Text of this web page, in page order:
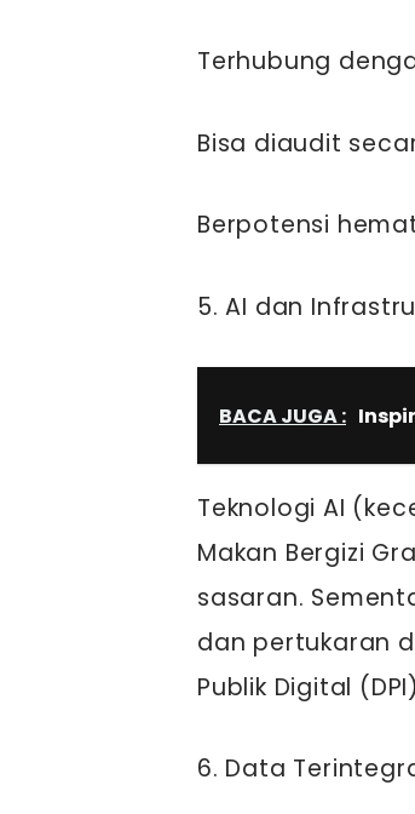
Terhubung
Bisa diaudit
Berpotensi
5. AI dan
BACA JUGA :
Teknologi AI
Makan Bergizi
sasaran.
dan pertukaran
Publik Digital
6. Data